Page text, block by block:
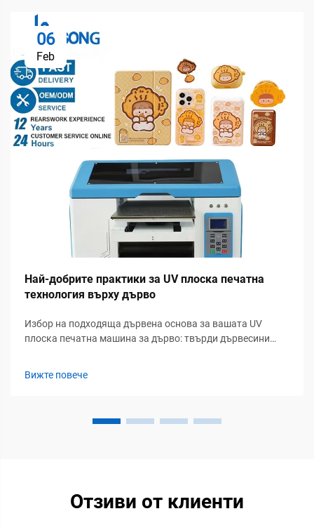
06
Feb
Най-добрите практики за UV плоска печатна
технология върху дърво
Избор на подходяща дървена основа за вашата UV
плоска печатна машина за дърво: твърди дървесини
Вижте повече
Отзиви от клиенти